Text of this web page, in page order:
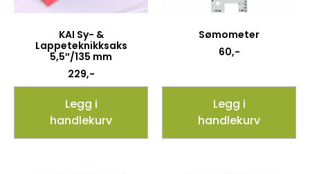
KAI Sy- &
Lappeteknikksaks
5,5″/135 mm
229,-
Legg i
handlekurv
Sømometer
60,-
Legg i
handlekurv